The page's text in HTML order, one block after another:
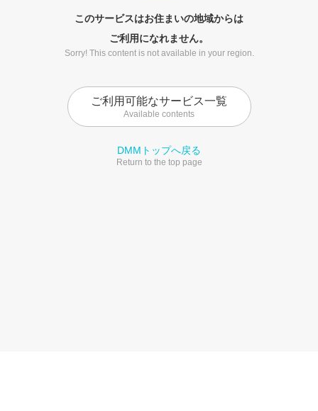
このサービスはお住まいの地域からは
ご利用になれません。
Sorry! This content is not available in your region.
ご利用可能なサービス一覧
Available contents
DMMトップへ戻る
Return to the top page